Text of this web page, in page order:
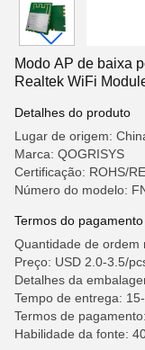
Modo AP de baixa
Realtek WiFi
Detalhes do produto
Lugar de origem:
Marca: QOGRISYS
Certificação: ROHS/
Número do modelo:
Termos do
Quantidade de ordem
Preço: USD 2.0-3.5/
Detalhes da
Tempo de entrega:
Termos de
Habilidade da fonte: